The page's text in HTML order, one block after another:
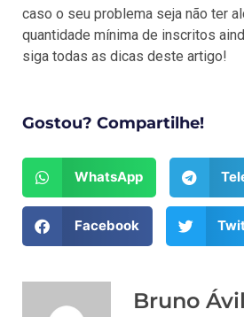
caso o seu problema seja não ter
quantidade mínima de inscritos
siga todas as dicas deste artigo!
Gostou? Compartilhe!
WhatsApp
Facebook
Bruno